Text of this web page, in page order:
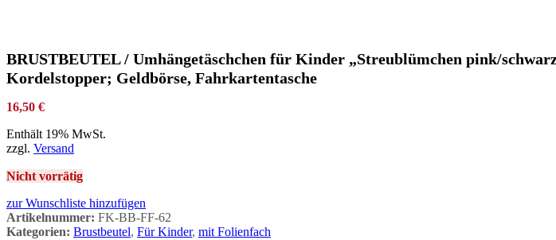
BRUSTBEUTEL / Umhängetäschchen für Kinder „Streublümchen pink/
Kordelstopper; Geldbörse, Fahrkartentasche
16,50 €
Enthält 19% MwSt.
zzgl. Versand
Nicht vorrätig
zur Wunschliste hinzufügen
Artikelnummer: FK-BB-FF-62
Kategorien: Brustbeutel, Für Kinder, mit Folienfach